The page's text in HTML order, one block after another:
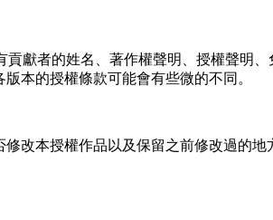
獻者的姓名、著作權聲明、授權聲明、
本的授權條款可能會有些微的不同。
改本授權作品以及保留之前修改過的